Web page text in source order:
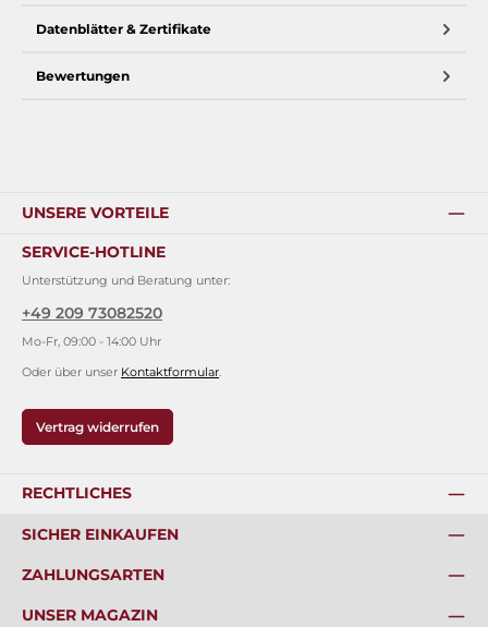
Datenblätter & Zertifikate
Bewertungen
SERVICE-HOTLINE
Unterstützung und Beratung unter:
+49 209 73082520
Mo-Fr, 09:00 - 14:00 Uhr
Oder über unser Kontaktformular.
Vertrag widerrufen
RECHTLICHES
UNSERE VORTEILE
ZAHLUNGSARTEN
SICHER EINKAUFEN
UNSER MAGAZIN